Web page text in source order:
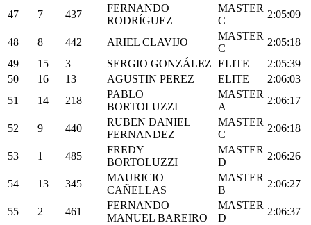
47 7 437
FERNANDO
RODRÍGUEZ
MASTER
C
2:05:09
48 8 442 ARIEL CLAVIJO
MASTER
C
2:05:18
49
15 3 SERGIO GONZÁLEZ ELITE
2:05:39
50
16 13 AGUSTIN PEREZ ELITE
2:06:03
51
14 218
PABLO
BORTOLUZZI
MASTER
A
2:06:17
52 9 440
RUBEN DANIEL
FERNANDEZ
MASTER
C
2:06:18
53 1 485
FREDY
BORTOLUZZI
MASTER
D
2:06:26
54 13 345
MAURICIO
CAÑELLAS
MASTER
B
2:06:27
55 2 461
FERNANDO
MANUEL BAREIRO
MASTER
D
2:06:37